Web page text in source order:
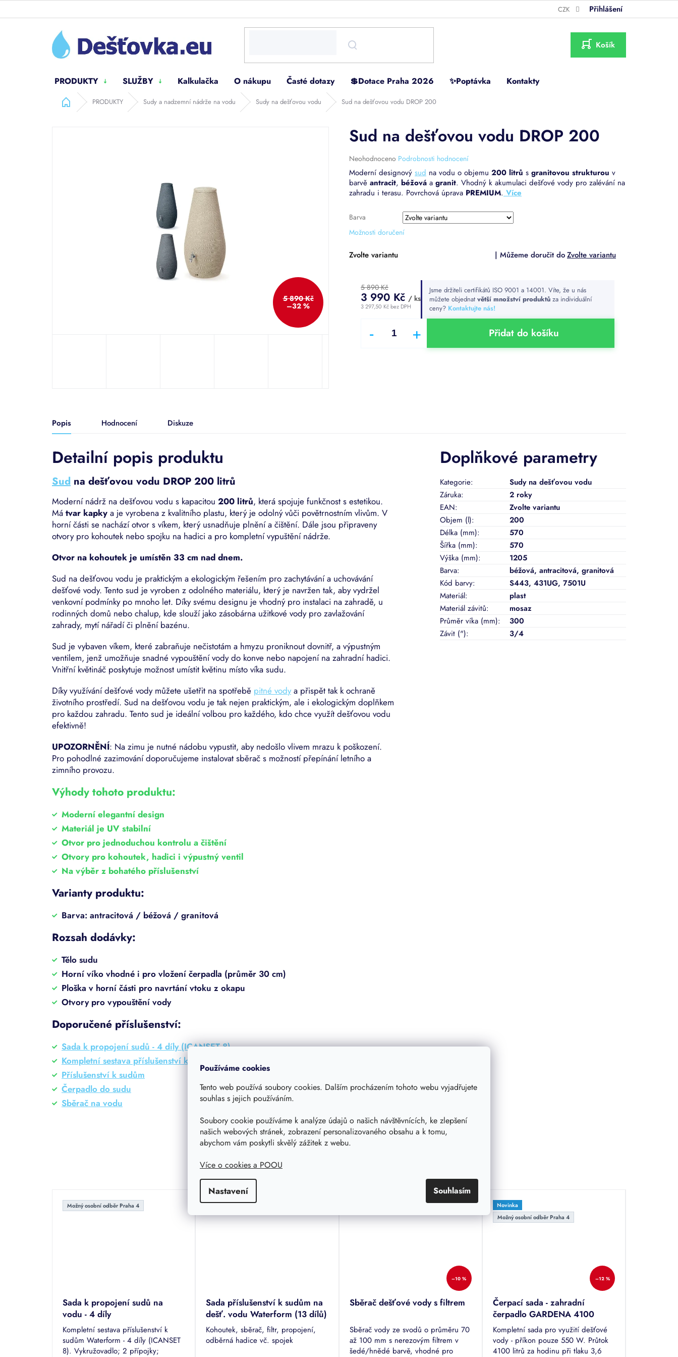
Používáme cookies
Tento web používá soubory cookies. Dalším procházením tohoto webu vyjadřujete
souhlas s jejich používáním.
Soubory cookie používáme k analýze údajů o našich návštěvnících, ke zlepšení
našich webových stránek, zobrazení personalizovaného obsahu a k tomu,
abychom vám poskytli skvělý zážitek z webu.
Více o cookies a POOU
Nastavení Souhlasím
CZK Přihlášení
NÁKUPNÍ
KOŠÍK
PRODUKTY SLUŽBY Kalkulačka O nákupu Časté dotazy 💲Dotace Praha 2026 ✨Poptávka Kontakty
Domů PRODUKTY Sudy a nadzemní nádrže na vodu Sudy na dešťovou vodu Sud na dešťovou vodu DROP 200
5 890 Kč
–32 %
Barva
Možnosti doručení
Moderní designový sud na vodu o objemu 200 litrů s granitovou strukturou v
barvě antracit, béžová a granit. Vhodný k akumulaci dešťové vody pro zalévání na
zahradu i terasu. Povrchová úprava PREMIUM.
Sud na dešťovou vodu DROP 200
Průměrné
hodnocení
produktu
je
0,0
5
Neohodnoceno Podrobnosti hodnocení
Zvolte variantu Zvolte variantu
5 890 Kč
3 990 Kč / ks
3 297,50 Kč bez DPH
Jsme držiteli certifikátů ISO 9001 a 14001. Víte, že u nás
můžete objednat větší množství produktů za individuální
ceny? Kontaktujte nás!
Přidat do košíku
Související produkty
Možný osobní odběr Praha 4
Sada k propojení sudů na
vodu - 4 díly
Kompletní sestava příslušenství k
sudům Waterform - 4 díly (ICANSET
8). Vykružovadlo; 2 přípojky;
Možný osobní odběr Praha 4
Sada příslušenství k sudům na
dešť. vodu Waterform (13 dílů)
Kohoutek, sběrač, filtr, propojení,
odběrná hadice vč. spojek
–10 %
Sběrač dešťové vody s filtrem
Sběrač vody ze svodů o průměru 70
až 100 mm s nerezovým filtrem v
šedé/hnědé barvě, vhodné pro
Novinka
Možný osobní odběr Praha 4
–12 %
Čerpací sada - zahradní
čerpadlo GARDENA 4100
Silent
Kompletní sada pro využití dešťové
vody - příkon pouze 550 W. Průtok
4100 litrů za hodinu při tlaku 3,6
Popis Hodnocení Diskuze
Detailní popis produktu
Sud na dešťovou vodu DROP 200 litrů
Moderní nádrž na dešťovou vodu s kapacitou 200 litrů, která spojuje funkčnost s estetikou.
Má tvar kapky a je vyrobena z kvalitního plastu, který je odolný vůči povětrnostním vlivům. V
horní části se nachází otvor s víkem, který usnadňuje plnění a čištění. Dále jsou připraveny
otvory pro kohoutek nebo spojku na hadici a pro kompletní vypuštění nádrže.
Otvor na kohoutek je umístěn 33 cm nad dnem.
Sud na dešťovou vodu je praktickým a ekologickým řešením pro zachytávání a uchovávání
dešťové vody. Tento sud je vyroben z odolného materiálu, který je navržen tak, aby vydržel
venkovní podmínky po mnoho let. Díky svému designu je vhodný pro instalaci na zahradě, u
rodinných domů nebo chalup, kde slouží jako zásobárna užitkové vody pro zavlažování
zahrady, mytí nářadí či plnění bazénu.
Sud je vybaven víkem, které zabraňuje nečistotám a hmyzu proniknout dovnitř, a výpustným
ventilem, jenž umožňuje snadné vypouštění vody do konve nebo napojení na zahradní hadici.
Vnitřní květináč poskytuje možnost umístit květinu místo víka sudu.
Díky využívání dešťové vody můžete ušetřit na spotřebě pitné vodya přispět tak k ochraně
životního prostředí. Sud na dešťovou vodu je tak nejen praktickým, ale i ekologickým doplňkem
pro každou zahradu. Tento sud je ideální volbou pro každého, kdo chce využít dešťovou vodu
efektivně!
UPOZORNĚNÍ: Na zimu je nutné nádobu vypustit, aby nedošlo vlivem mrazu k poškození.
Pro pohodlné zazimování doporučujeme instalovat sběrač s možností přepínání letního a
zimního provozu.
Výhody tohoto produktu:
Moderní elegantní design
Materiál je UV stabilní
Otvor pro jednoduchou kontrolu a čištění
Otvory pro kohoutek, hadici i výpustný ventil
Na výběr z bohatého příslušenství
Varianty produktu:
Barva: antracitová / béžová / granitová
Rozsah dodávky:
Tělo sudu
Horní víko vhodné i pro vložení čerpadla (průměr 30 cm)
Ploška v horní části pro navrtání vtoku z okapu
Otvory pro vypouštění vody
Doporučené příslušenství:
Sada k propojení sudů - 4 díly (ICANSET 8)
Kompletní sestava příslušenství k sudům se sběračem - 13 dílů (ICANSET 7)
Příslušenství k sudům
Čerpadlo do sudu
Sběrač na vodu
Doplňkové parametry
Kategorie:
Sudy na dešťovou vodu
Záruka:
2 roky
EAN:
Zvolte variantu
Objem (l):
200
Délka (mm):
570
Šířka (mm):
570
Výška (mm):
1205
Barva: béžová, antracitová, granitová
Kód barvy:
S443, 431UG, 7501U
Materiál:
plast
Materiál závitů:
mosaz
Průměr víka (mm):
300
Závit ("): 3/4